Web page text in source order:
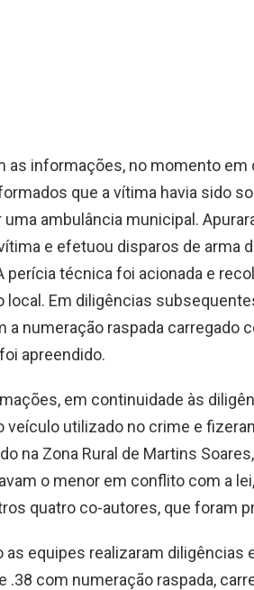
as informações, no momento
que a vítima havia sido
uma ambulância municipal.
e efetuou disparos de arma
perícia técnica foi acionada e
local. Em diligências
a numeração raspada carregado
apreendido.
em continuidade às
veículo utilizado no crime e
na Zona Rural de Martins
o menor em conflito com a
quatro co-autores, que foram
as equipes realizaram
.38 com numeração raspada,